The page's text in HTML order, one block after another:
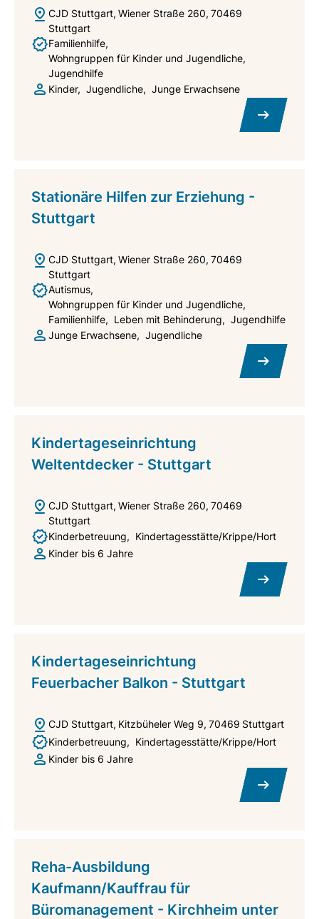
CJD Stuttgart Wiener Straße 260 70469
Stuttgart
Familienhilfe
Wohngruppen für Kinder und Jugendliche
Jugendhilfe
Kinder
Jugendliche Junge Erwachsene
Stationäre Hilfen zur Erziehung -
Stuttgart
CJD Stuttgart Wiener Straße 260 70469
Stuttgart
Autismus
Wohngruppen für Kinder und Jugendliche
Familienhilfe
Leben mit Behinderung
Jugendhilfe
Junge Erwachsene
Jugendliche
Kindertageseinrichtung
Weltentdecker - Stuttgart
CJD Stuttgart Wiener Straße 260 70469
Stuttgart
Kinderbetreuung
Kindertagesstätte/Krippe/Hort
Kinder bis 6 Jahre
Kindertageseinrichtung
Feuerbacher Balkon - Stuttgart
CJD Stuttgart Kitzbüheler Weg 9 70469 Stuttgart
Kinderbetreuung
Kindertagesstätte/Krippe/Hort
Kinder bis 6 Jahre
Reha-Ausbildung
Kaufmann/Kauffrau für
Büromanagement - Kirchheim unter